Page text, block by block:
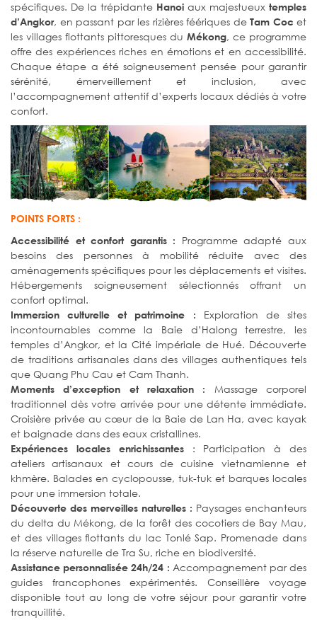
spécifiques. De la trépidante Hanoi aux majestueux temples
d’Angkor, en passant par les rizières féériques de Tam Coc et
les villages flottants pittoresques du Mékong, ce programme
offre des expériences riches en émotions et en accessibilité.
Chaque étape a été soigneusement pensée pour garantir
sérénité, émerveillement et inclusion, avec
l’accompagnement attentif d’experts locaux dédiés à votre
confort.
POINTS FORTS :
Accessibilité et confort garantis :
Programme adapté aux
besoins des personnes à mobilité réduite avec des
aménagements spécifiques pour les déplacements et visites.
Hébergements soigneusement sélectionnés offrant un
confort optimal.
Immersion culturelle et patrimoine : Exploration de sites
incontournables comme la Baie d’Halong terrestre, les
temples d’Angkor, et la Cité impériale de Hué. Découverte
de traditions artisanales dans des villages authentiques tels
que Quang Phu Cau et Cam Thanh.
Moments d’exception et relaxation :
Massage corporel
traditionnel dès votre arrivée pour une détente immédiate.
Croisière privée au cœur de la Baie de Lan Ha, avec kayak
et baignade dans des eaux cristallines.
Expériences locales enrichissantes: Participation à des
ateliers artisanaux et cours de cuisine vietnamienne et
khmère. Balades en cyclopousse, tuk-tuk et barques locales
pour une immersion totale.
Découverte des merveilles naturelles : Paysages enchanteurs
du delta du Mékong, de la forêt des cocotiers de Bay Mau,
et des villages flottants du lac Tonlé Sap. Promenade dans
la réserve naturelle de Tra Su, riche en biodiversité.
Assistance personnalisée 24h/24 : Accompagnement par des
guides francophones expérimentés. Conseillère voyage
disponible tout au long de votre séjour pour garantir votre
tranquillité.